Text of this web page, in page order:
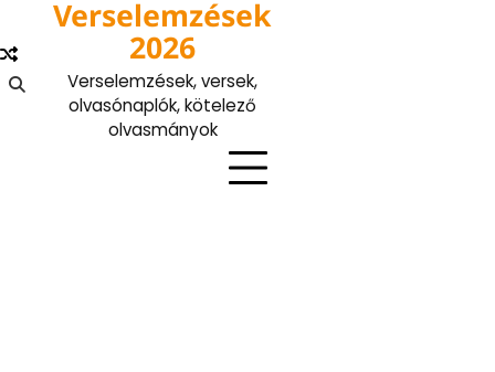
content
Verselemzések
2026
Verselemzések, versek,
olvasónaplók, kötelező
olvasmányok